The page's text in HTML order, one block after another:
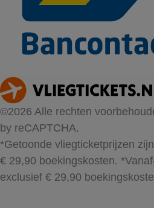
©2026 Alle rechten
by reCAPTCHA.
*Getoonde vliegticketprijzen
€ 29,90 boekingskosten.
exclusief € 29,90